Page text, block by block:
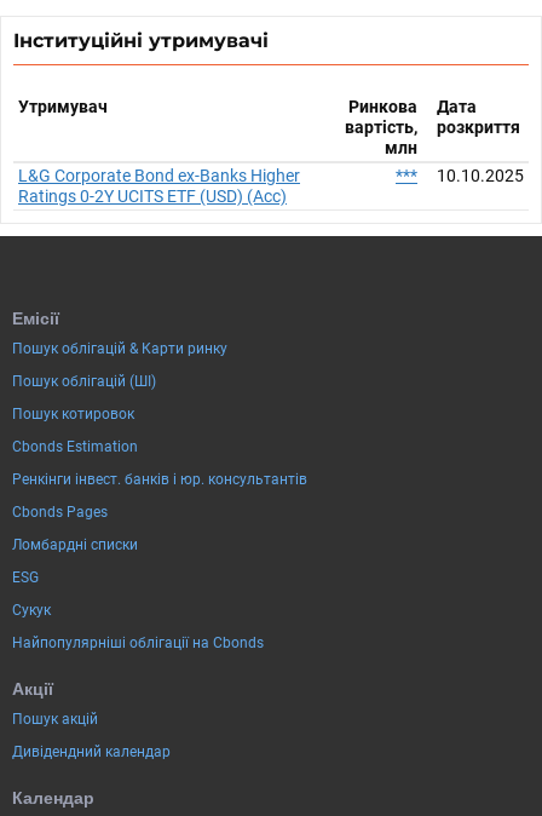
Інституційні утримувачі
Утримувач
Ринкова
вартість,
млн
Дата
розкриття
L&G Corporate Bond ex-Banks Higher
Ratings 0-2Y UCITS ETF (USD) (Acc)
*** 10.10.2025
Емісії
Пошук облігацій & Карти ринку
Пошук облігацій (ШІ)
Пошук котировок
Cbonds Estimation
Ренкінги інвест. банків і юр. консультантів
Cbonds Pages
Ломбардні списки
ESG
Сукук
Найпопулярніші облігації на Cbonds
Акції
Пошук акцій
Дивідендний календар
Календар